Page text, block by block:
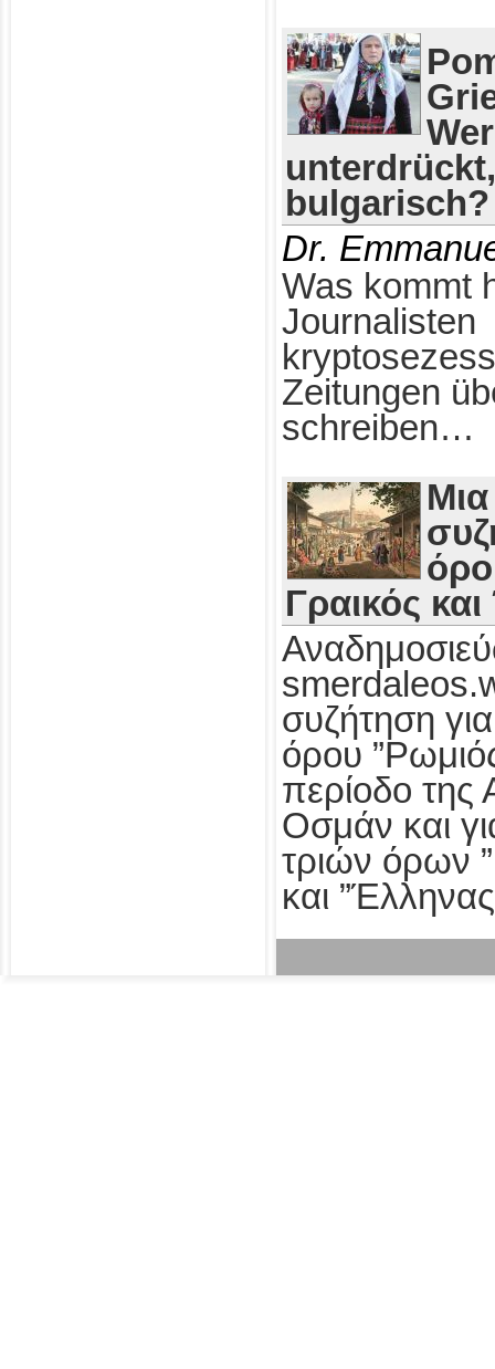
bulgarisch?
Dr.
Was kommt
Journalisten
Zeitungen
schreiben…
Μια
Γραικός
συζήτηση
όρου
περίοδο της
Οσμάν και
τριών όρων
και